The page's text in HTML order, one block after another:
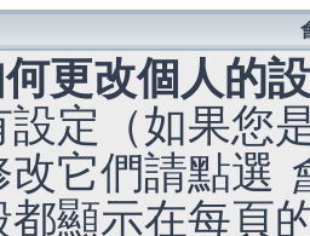
更改個人的
設定（如果您
改它們請點選
都顯示在每頁